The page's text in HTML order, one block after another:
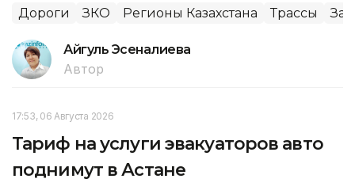
Дороги ЗКО Регионы Казахстана Трассы
Айгуль Эсеналиева
Автор
17:53, 06 Августа 2026
Тариф на услуги эвакуаторов авто
поднимут в Астане